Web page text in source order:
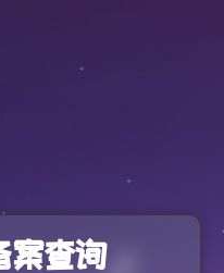
案查询